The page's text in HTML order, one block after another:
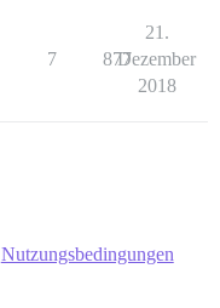
7 877
21.
Dezember
2018
Nutzungsbedingungen